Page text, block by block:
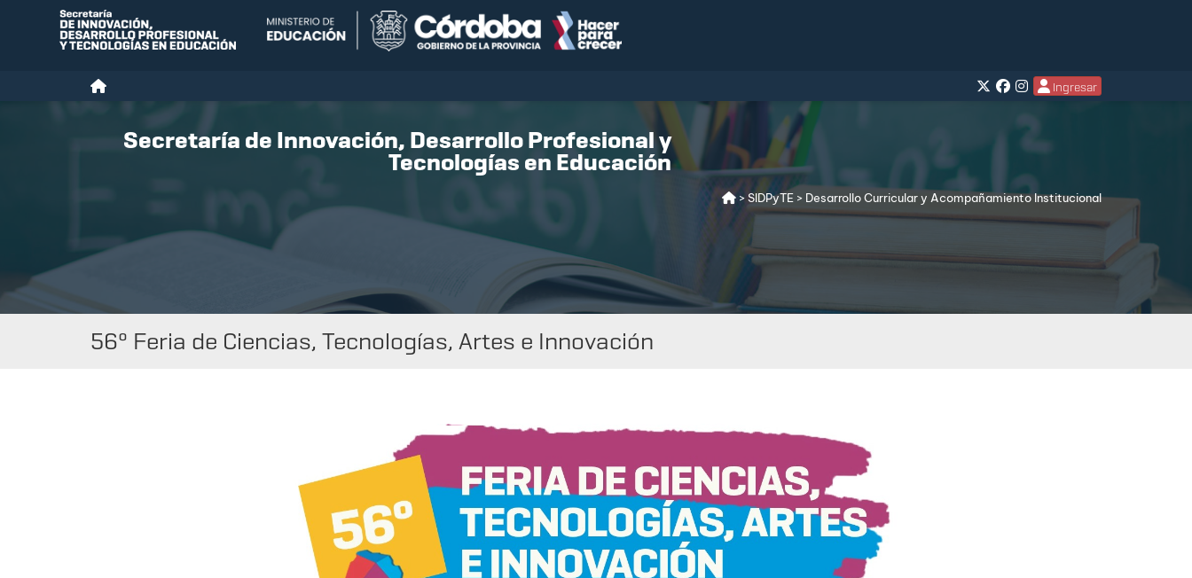
Ingresar
Secretaría de Innovación, Desarrollo Profesional y
Tecnologías en Educación
> SIDPyTE > Desarrollo Curricular y Acompañamiento Institucional
56º Feria de Ciencias, Tecnologías, Artes e Innovación